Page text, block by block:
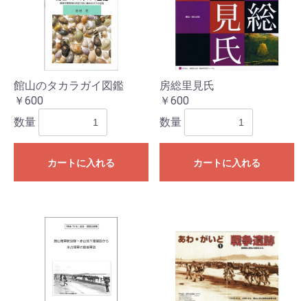
館山のタカラガイ図鑑
￥600
数量
カートに入れる
房総里見氏
￥600
数量
カートに入れる
お買い物を続ける カートへ進む